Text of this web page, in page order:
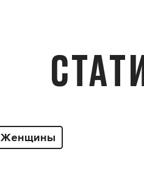
Женщины